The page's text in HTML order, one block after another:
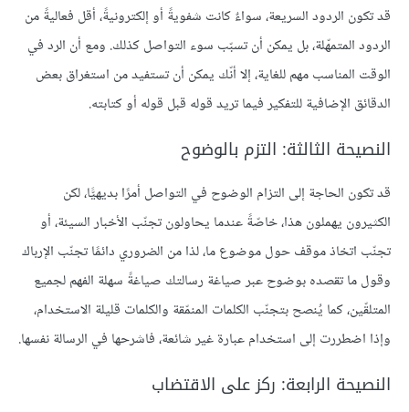
قد تكون الردود السريعة، سواءٌ كانت شفويةً أو إلكترونيةً، أقل فعاليةً من
الردود المتمهّلة، بل يمكن أن تسبّب سوء التواصل كذلك. ومع أن الرد في
الوقت المناسب مهم للغاية، إلا أنّك يمكن أن تستفيد من استغراق بعض
الدقائق الإضافية للتفكير فيما تريد قوله قبل قوله أو كتابته.
النصيحة الثالثة: التزم بالوضوح
قد تكون الحاجة إلى التزام الوضوح في التواصل أمرًا بديهيًّا، لكن
الكثيرون يهملون هذا، خاصّةً عندما يحاولون تجنّب الأخبار السيئة، أو
تجنّب اتخاذ موقف حول موضوع ما، لذا من الضروري دائمًا تجنّب الإرباك
وقول ما تقصده بوضوح عبر صياغة رسالتك صياغةً سهلة الفهم لجميع
المتلقّين، كما يُنصح بتجنّب الكلمات المنمّقة والكلمات قليلة الاستخدام،
وإذا اضطررت إلى استخدام عبارة غير شائعة، فاشرحها في الرسالة نفسها.
النصيحة الرابعة: ركز على الاقتضاب